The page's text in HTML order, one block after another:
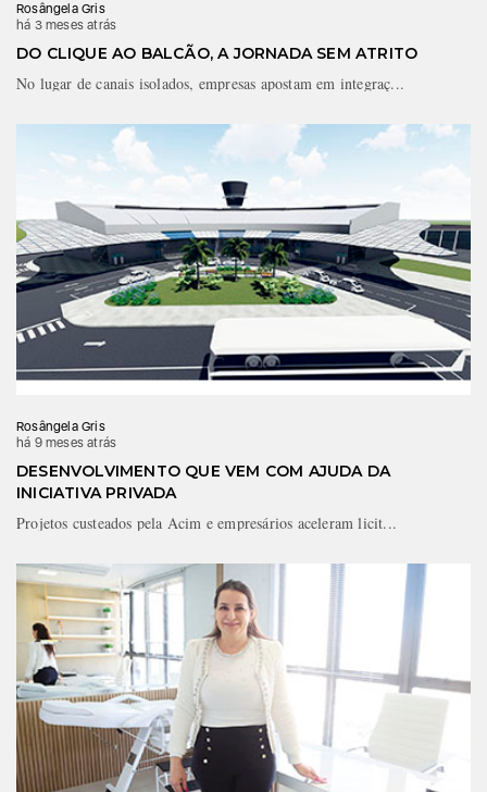
Rosângela Gris
há 3 meses atrás
DO CLIQUE AO BALCÃO, A JORNADA SEM ATRITO
No lugar de canais isolados, empresas apostam em integraç...
Rosângela Gris
há 9 meses atrás
DESENVOLVIMENTO QUE VEM COM AJUDA DA
INICIATIVA PRIVADA
Projetos custeados pela Acim e empresários aceleram licit...